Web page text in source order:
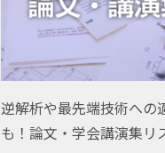
逆解析や最先端技術への
も！論文・学会講演集リ